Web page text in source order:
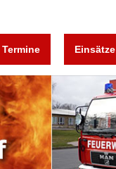
Termine Einsätze